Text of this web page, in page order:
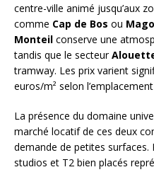
centre-ville animé jusqu’aux
comme Cap de Bos ou
Monteil conserve une
tandis que le secteur
tramway. Les prix varient
euros/m² selon
La présence du domaine
marché locatif de ces deux
demande de petites surfaces.
studios et T2 bien placés